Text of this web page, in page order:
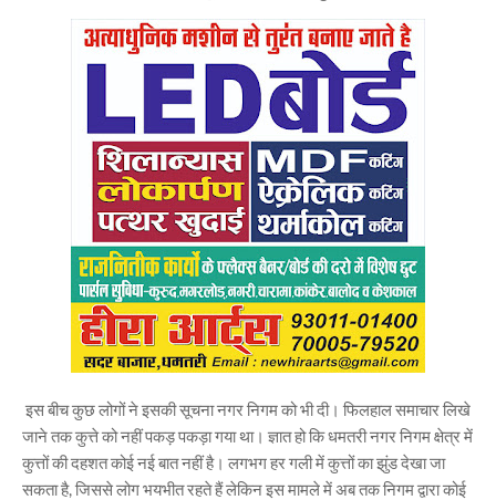
इस बीच कुछ लोगों ने इसकी सूचना नगर निगम को भी दी। फिलहाल समाचार लिखे
जाने तक कुत्ते को नहीं पकड़ पकड़ा गया था। ज्ञात हो कि धमतरी नगर निगम क्षेत्र में
कुत्तों की दहशत कोई नई बात नहीं है। लगभग हर गली में कुत्तों का झुंड देखा जा
सकता है, जिससे लोग भयभीत रहते हैं लेकिन इस मामले में अब तक निगम द्वारा कोई